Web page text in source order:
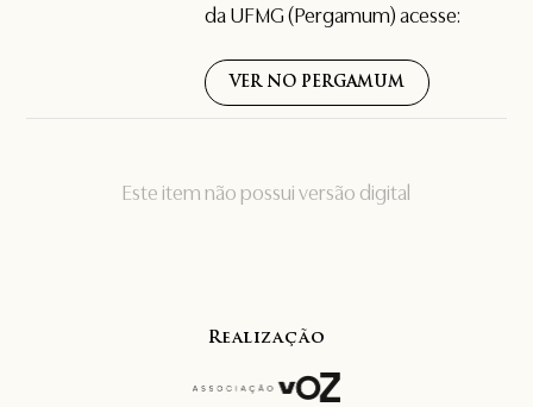
Este item não possui versão digital
da UFMG (Pergamum) acesse:
VER NO PERGAMUM
Realização